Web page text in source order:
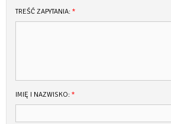
TREŚĆ ZAPYTANIA: *
IMIĘ I NAZWISKO: *